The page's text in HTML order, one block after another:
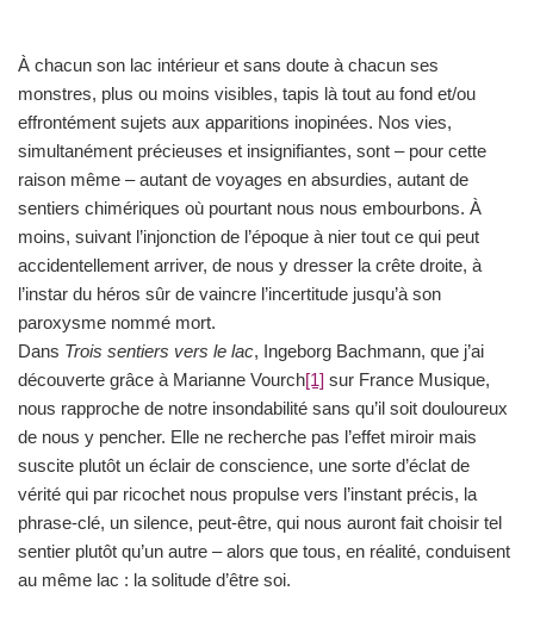
À chacun son lac intérieur et sans doute à chacun ses
monstres, plus ou moins visibles, tapis là tout au fond et/ou
effrontément sujets aux apparitions inopinées. Nos vies,
simultanément précieuses et insignifiantes, sont – pour cette
raison même – autant de voyages en absurdies, autant de
sentiers chimériques où pourtant nous nous embourbons. À
moins, suivant l’injonction de l’époque à nier tout ce qui peut
accidentellement arriver, de nous y dresser la crête droite, à
l’instar du héros sûr de vaincre l’incertitude jusqu’à son
paroxysme nommé mort.
Dans Trois sentiers vers le lac, Ingeborg Bachmann, que j’ai
découverte grâce à Marianne Vourch[1] sur France Musique,
nous rapproche de notre insondabilité sans qu’il soit douloureux
de nous y pencher. Elle ne recherche pas l’effet miroir mais
suscite plutôt un éclair de conscience, une sorte d’éclat de
vérité qui par ricochet nous propulse vers l’instant précis, la
phrase-clé, un silence, peut-être, qui nous auront fait choisir tel
sentier plutôt qu’un autre – alors que tous, en réalité, conduisent
au même lac : la solitude d’être soi.